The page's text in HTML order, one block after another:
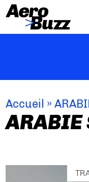
Accueil »
ARABIE